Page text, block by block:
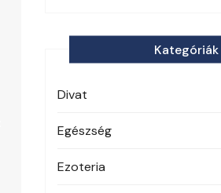
Kategóriák
Divat
Egészség
Ezoteria